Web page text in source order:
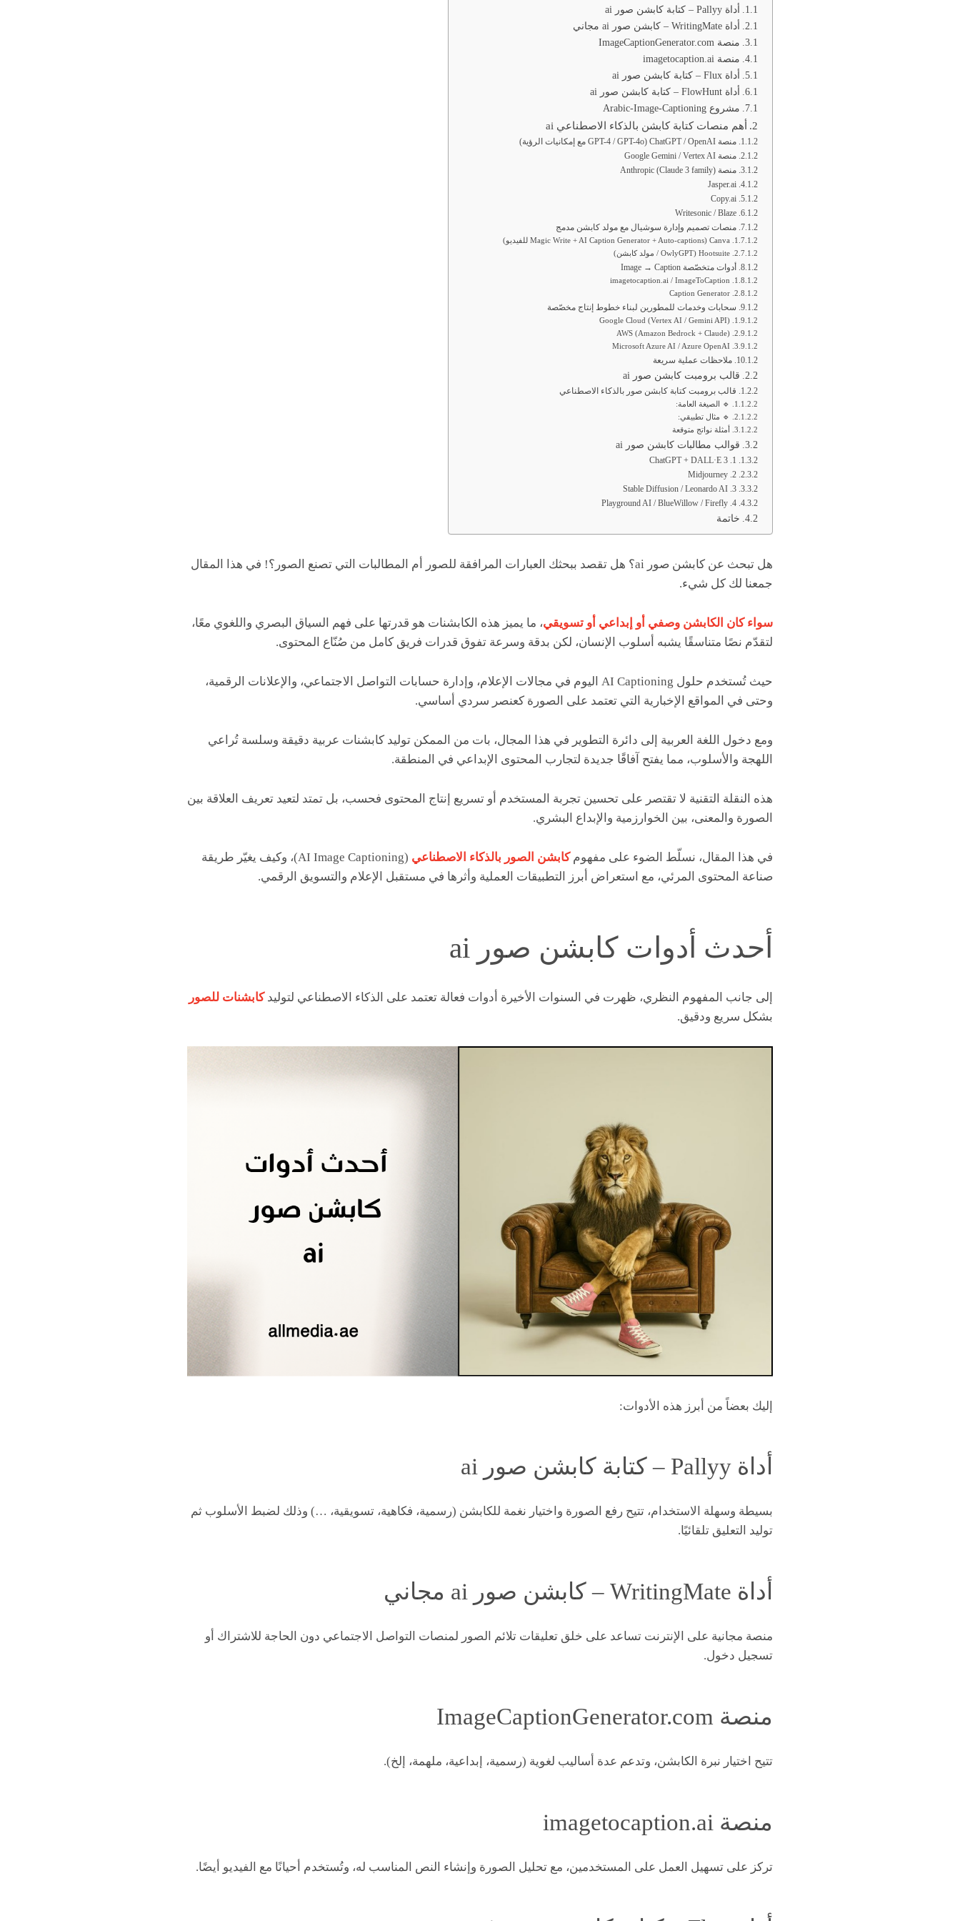
أداة Pallyy – كتابة كابشن صور ai
أداة WritingMate – كابشن صور ai مجاني
منصة ImageCaptionGenerator.com
منصة imagetocaption.ai
أداة Flux – كتابة كابشن صور ai
أداة FlowHunt – كتابة كابشن صور ai
مشروع Arabic-Image-Captioning
أهم منصات كتابة كابشن بالذكاء الاصطناعي ai
منصة ChatGPT / OpenAI (GPT-4 / GPT-4o مع إمكانيات الرؤية)
منصة Google Gemini / Vertex AI
منصة Anthropic (Claude 3 family)
Jasper.ai
Copy.ai
Writesonic / Blaze
منصات تصميم وإدارة سوشيال مع مولد كابشن مدمج
Canva (Magic Write + AI Caption Generator + Auto-captions للفيديو)
Hootsuite (OwlyGPT / مولد كابشن)
أدوات متخصّصة Image → Caption
imagetocaption.ai / ImageToCaption
Caption Generator
سحابات وخدمات للمطورين لبناء خطوط إنتاج مخصّصة
Google Cloud (Vertex AI / Gemini API)
AWS (Amazon Bedrock + Claude)
Microsoft Azure AI / Azure OpenAI
ملاحظات عملية سريعة
قالب برومبت كابشن صور ai
قالب برومبت كتابة كابشن صور بالذكاء الاصطناعي
🔹 الصيغة العامة:
🔹 مثال تطبيقي:
أمثلة نواتج متوقعة
قوالب مطالبات كابشن صور ai
1. ChatGPT + DALL·E 3
2. Midjourney
3. Stable Diffusion / Leonardo AI
4. Playground AI / BlueWillow / Firefly
خاتمة
هل تبحث عن كابشن صور ai؟ هل تقصد ببحثك العبارات المرافقة للصور أم المطالبات التي تصنع الصور؟! في هذا المقال
جمعنا لك كل شيء.
سواء كان الكابشن وصفي أو إبداعي أو تسويقي، ما يميز هذه الكابشنات هو قدرتها على فهم السياق البصري واللغوي معًا،
لتقدّم نصًا متناسقًا يشبه أسلوب الإنسان، لكن بدقة وسرعة تفوق قدرات فريق كامل من صُنّاع المحتوى.
حيث تُستخدم حلول AI Captioning اليوم في مجالات الإعلام، وإدارة حسابات التواصل الاجتماعي، والإعلانات الرقمية،
وحتى في المواقع الإخبارية التي تعتمد على الصورة كعنصر سردي أساسي.
ومع دخول اللغة العربية إلى دائرة التطوير في هذا المجال، بات من الممكن توليد كابشنات عربية دقيقة وسلسة تُراعي
اللهجة والأسلوب، مما يفتح آفاقًا جديدة لتجارب المحتوى الإبداعي في المنطقة.
هذه النقلة التقنية لا تقتصر على تحسين تجربة المستخدم أو تسريع إنتاج المحتوى فحسب، بل تمتد لتعيد تعريف العلاقة بين
الصورة والمعنى، بين الخوارزمية والإبداع البشري.
في هذا المقال، نسلّط الضوء على مفهومكابشن الصور بالذكاء الاصطناعي
(AI Image Captioning)، وكيف يغيّر طريقة
صناعة المحتوى المرئي، مع استعراض أبرز التطبيقات العملية وأثرها في مستقبل الإعلام والتسويق الرقمي.
أحدث أدوات كابشن صور ai
إلى جانب المفهوم النظري، ظهرت في السنوات الأخيرة أدوات فعالة تعتمد على الذكاء الاصطناعي لتوليدكابشنات للصور
بشكل سريع ودقيق.
إليك بعضاً من أبرز هذه الأدوات:
أداة Pallyy – كتابة كابشن صور ai
بسيطة وسهلة الاستخدام، تتيح رفع الصورة واختيار نغمة للكابشن (رسمية، فكاهية، تسويقية، …) وذلك لضبط الأسلوب ثم
توليد التعليق تلقائيًا.
أداة WritingMate – كابشن صور ai مجاني
منصة مجانية على الإنترنت تساعد على خلق تعليقات تلائم الصور لمنصات التواصل الاجتماعي دون الحاجة للاشتراك أو
تسجيل دخول.
منصة ImageCaptionGenerator.com
تتيح اختيار نبرة الكابشن، وتدعم عدة أساليب لغوية (رسمية، إبداعية، ملهمة، إلخ).
منصة imagetocaption.ai
تركز على تسهيل العمل على المستخدمين، مع تحليل الصورة وإنشاء النص المناسب له، وتُستخدم أحيانًا مع الفيديو أيضًا.